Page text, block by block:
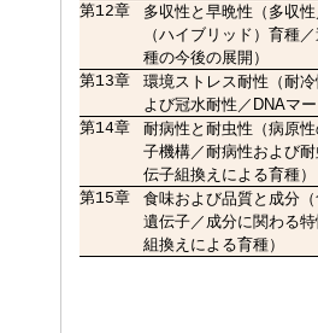
第12章
多収性と早晩性（多収
（ハイブリッド）育種
種の今後の展開）
第13章
環境ストレス耐性（耐
よび冠水耐性／DNAマ
第14章
耐病性と耐虫性（病原
子機構／耐病性および
伝子組換えによる育種）
第15章
食味および品質と成分
遺伝子／成分に関わる
組換えによる育種）